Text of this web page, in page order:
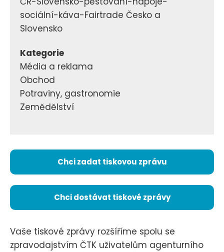
sociální-káva-Fairtrade Česko a
Slovensko
Kategorie
Média a reklama
Obchod
Potraviny, gastronomie
Zemědělství
Chci zadat tiskovou zprávu
Chci dostávat tiskové zprávy
Vaše tiskové zprávy rozšíříme spolu se
zpravodajstvím ČTK uživatelům agenturního